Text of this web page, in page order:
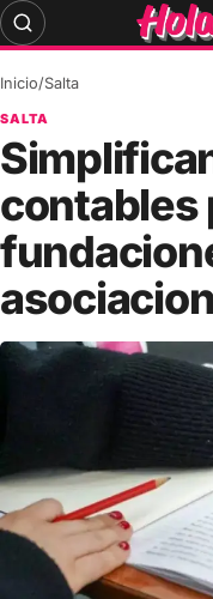
Skip
to
Inicio/Salta
SALTA
contables